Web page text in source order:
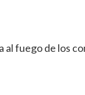
al fuego de los